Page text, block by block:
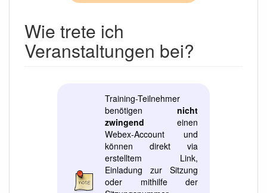
Wie trete ich
Veranstaltungen bei?
Training-Teilnehmer
benötigennicht
zwingend einen
Webex-Account und
können direkt via
erstelltem Link,
Einladung zur Sitzung
oder mithilfe der